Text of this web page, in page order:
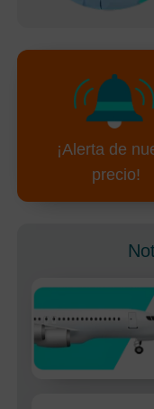
¡Alerta de
precio!